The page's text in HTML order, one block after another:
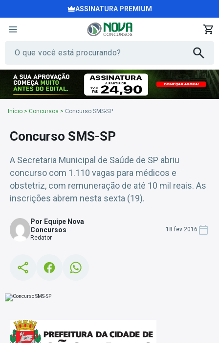
ASSINATURA PREMIUM
Início > Concursos > Concurso SMS-SP
Concurso SMS-SP
A Secretaria Municipal de Saúde de SP abriu
concurso com 1.110 vagas para médicos e
obstetriz, com remuneração de até 10 mil reais. As
inscrições abrem nesta sexta (19).
Por Equipe Nova
Concursos
Redator
18 fev 2016